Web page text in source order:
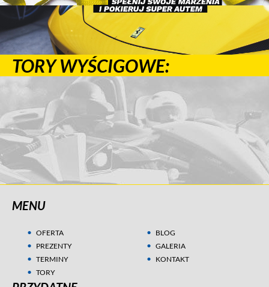
TORY WYŚCIGOWE:
MENU
OFERTA
PREZENTY
TERMINY
TORY
BLOG
GALERIA
KONTAKT